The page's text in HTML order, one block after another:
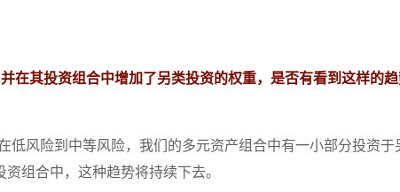
在其投资组合中增加了另类投资的权重， 是否有看到这样的趋
低风险到中等风险，我们的多元资产组合中有一小部分投资
组合中，这种趋势将持续下去。